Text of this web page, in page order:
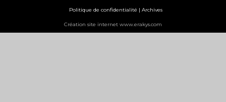
Politique de confidentialité | Archives
Création site internet www.erakys.com